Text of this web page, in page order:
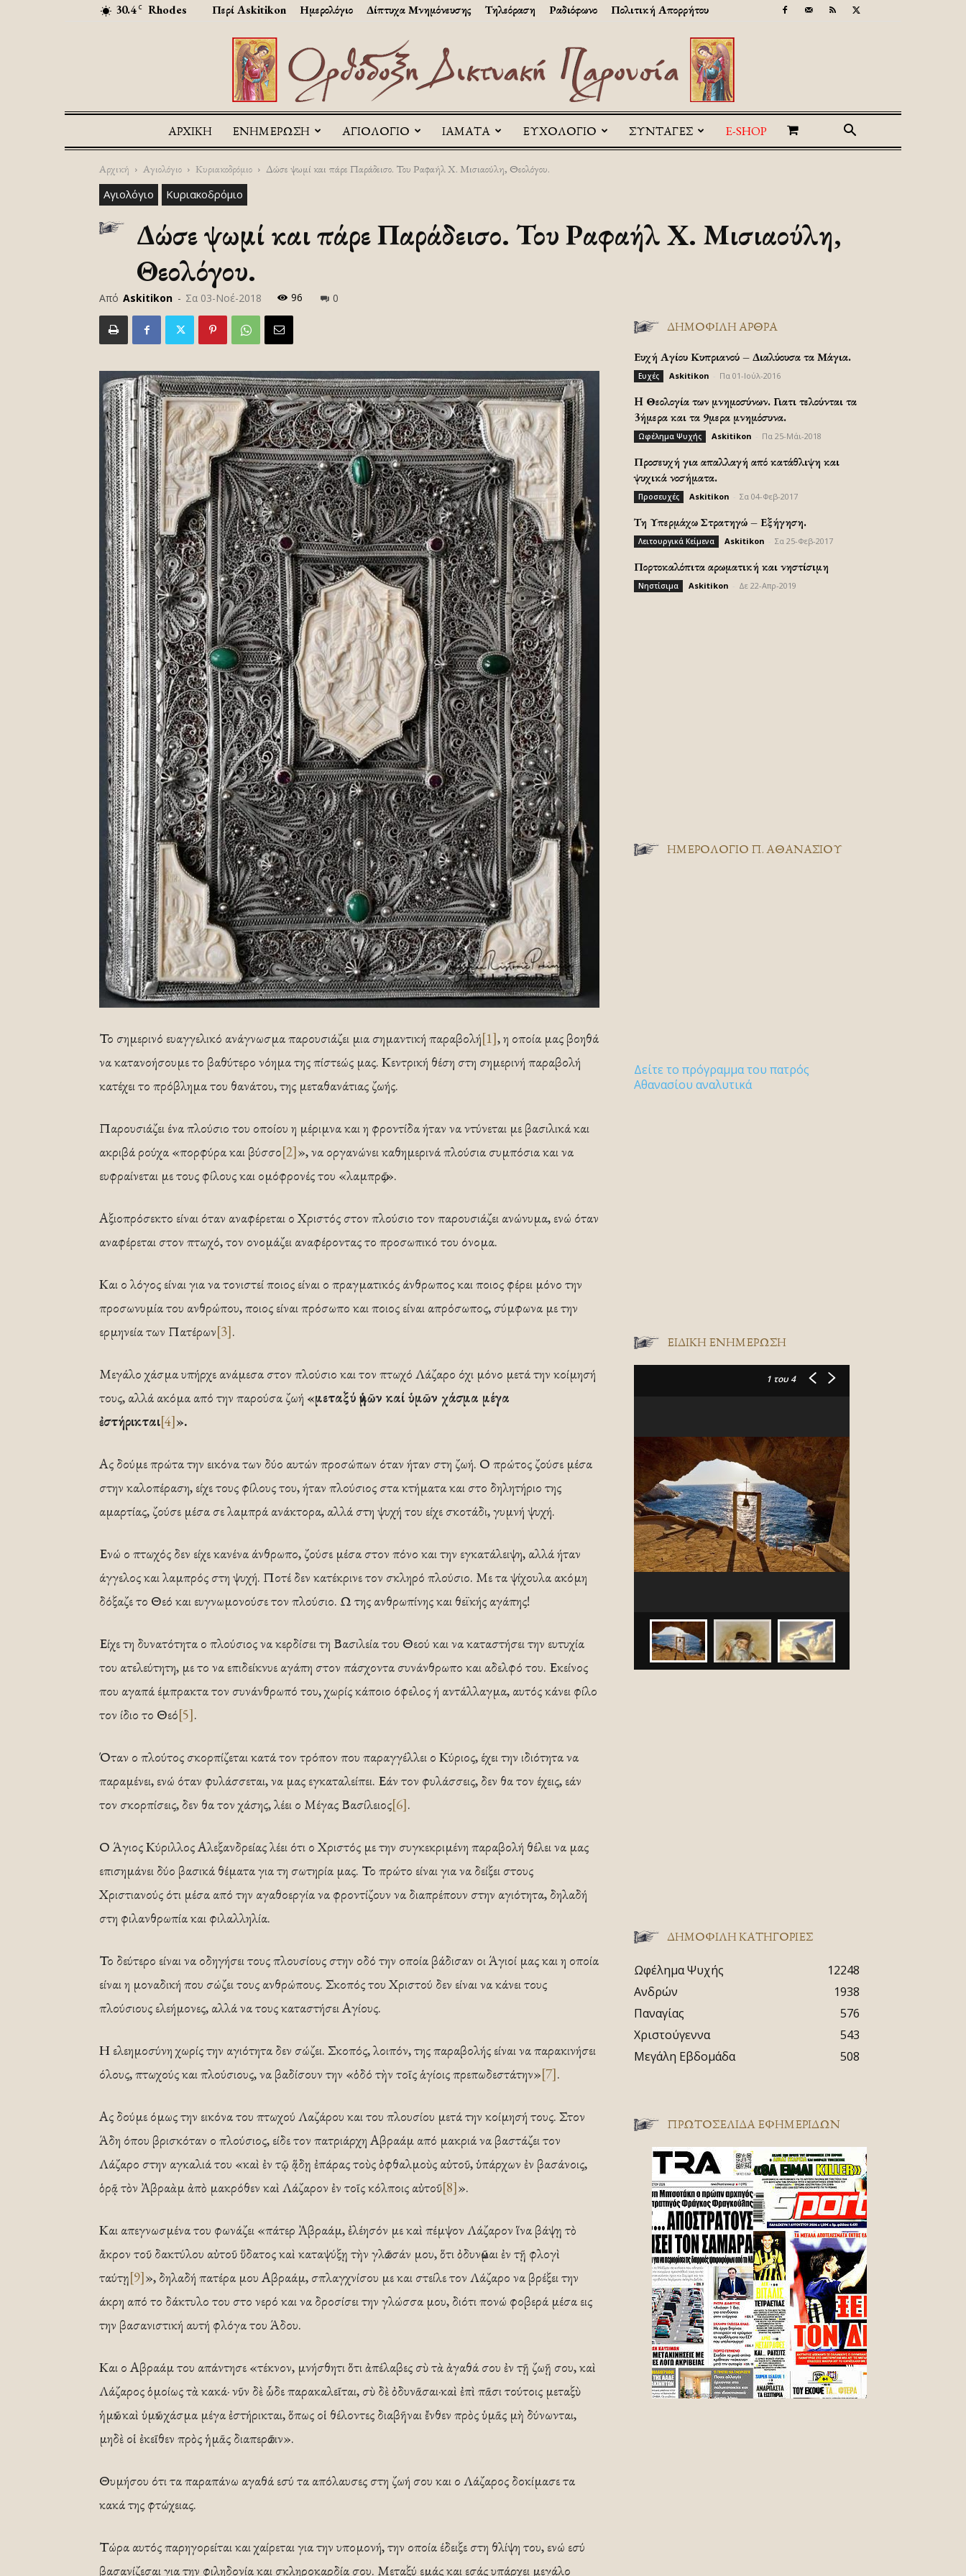
30.4 C Rhodes Περί Askitikon Ημερολόγιο Δίπτυχα Μνημόνευσης Τηλεόραση Ραδιόφωνο Πολιτική Απορρήτου
Askitikon
ΑΡΧΙΚΉ ΕΝΗΜΕΡΩΣΗ ΑΓΙΟΛΟΓΙΟ ΙΑΜΑΤΑ ΕΥΧΟΛΟΓΙΟ ΣΥΝΤΑΓΕΣ E-SHOP
Αρχική Αγιολόγιο Κυριακοδρόμιο Δώσε ψωμί και πάρε Παράδεισο. Του Ραφαήλ Χ. Μισιαούλη, Θεολόγου.
Αγιολόγιο Κυριακοδρόμιο
Δώσε ψωμί και πάρε Παράδεισο. Του Ραφαήλ Χ. Μισιαούλη,
Θεολόγου.
Από Askitikon - Σα 03-Νοέ-2018 96 0
Το σημερινό ευαγγελικό ανάγνωσμα παρουσιάζει μια σημαντική παραβολή[1], η οποία μας βοηθά
να κατανοήσουμε το βαθύτερο νόημα της πίστεώς μας. Κεντρική θέση στη σημερινή παραβολή
κατέχει το πρόβλημα του θανάτου, της μεταθανάτιας ζωής.
Παρουσιάζει ένα πλούσιο του οποίου η μέριμνα και η φροντίδα ήταν να ντύνεται με βασιλικά και
ακριβά ρούχα «πορφύρα και βύσσο[2]», να οργανώνει καθημερινά πλούσια συμπόσια και να
ευφραίνεται με τους φίλους και ομόφρονές του «λαμπρῶς».
Αξιοπρόσεκτο είναι όταν αναφέρεται ο Χριστός στον πλούσιο τον παρουσιάζει ανώνυμα, ενώ όταν
αναφέρεται στον πτωχό, τον ονομάζει αναφέροντας το προσωπικό του όνομα.
Και ο λόγος είναι για να τονιστεί ποιος είναι ο πραγματικός άνθρωπος και ποιος φέρει μόνο την
προσωνυμία του ανθρώπου, ποιος είναι πρόσωπο και ποιος είναι απρόσωπος, σύμφωνα με την
ερμηνεία των Πατέρων[3].
Μεγάλο χάσμα υπήρχε ανάμεσα στον πλούσιο και τον πτωχό Λάζαρο όχι μόνο μετά την κοίμησή
τους, αλλά ακόμα από την παρούσα ζωή «μεταξύ ἡμῶν καί ὑμῶν χάσμα μέγα
ἐστήρικται[4]».
Ας δούμε πρώτα την εικόνα των δύο αυτών προσώπων όταν ήταν στη ζωή. Ο πρώτος ζούσε μέσα
στην καλοπέραση, είχε τους φίλους του, ήταν πλούσιος στα κτήματα και στο δηλητήριο της
αμαρτίας, ζούσε μέσα σε λαμπρά ανάκτορα, αλλά στη ψυχή του είχε σκοτάδι, γυμνή ψυχή.
Ενώ ο πτωχός δεν είχε κανένα άνθρωπο, ζούσε μέσα στον πόνο και την εγκατάλειψη, αλλά ήταν
άγγελος και λαμπρός στη ψυχή. Ποτέ δεν κατέκρινε τον σκληρό πλούσιο. Με τα ψίχουλα ακόμη
δόξαζε το Θεό και ευγνωμονούσε τον πλούσιο. Ω της ανθρωπίνης και θεϊκής αγάπης!
Είχε τη δυνατότητα ο πλούσιος να κερδίσει τη Βασιλεία του Θεού και να καταστήσει την ευτυχία
του ατελεύτητη, με το να επιδείκνυε αγάπη στον πάσχοντα συνάνθρωπο και αδελφό του. Εκείνος
που αγαπά έμπρακτα τον συνάνθρωπό του, χωρίς κάποιο όφελος ή αντάλλαγμα, αυτός κάνει φίλο
τον ίδιο το Θεό[5].
Όταν ο πλούτος σκορπίζεται κατά τον τρόπον που παραγγέλλει ο Κύριος, έχει την ιδιότητα να
παραμένει, ενώ όταν φυλάσσεται, να μας εγκαταλείπει. Εάν τον φυλάσσεις, δεν θα τον έχεις, εάν
τον σκορπίσεις, δεν θα τον χάσης, λέει ο Μέγας Βασίλειος[6].
Ο Άγιος Κύριλλος Αλεξανδρείας λέει ότι ο Χριστός με την συγκεκριμένη παραβολή θέλει να μας
επισημάνει δύο βασικά θέματα για τη σωτηρία μας. Το πρώτο είναι για να δείξει στους
Χριστιανούς ότι μέσα από την αγαθοεργία να φροντίζουν να διαπρέπουν στην αγιότητα, δηλαδή
στη φιλανθρωπία και φιλαλληλία.
Το δεύτερο είναι να οδηγήσει τους πλουσίους στην οδό την οποία βάδισαν οι Άγιοί μας και η οποία
είναι η μοναδική που σώζει τους ανθρώπους. Σκοπός του Χριστού δεν είναι να κάνει τους
πλούσιους ελεήμονες, αλλά να τους καταστήσει Αγίους.
Η ελεημοσύνη χωρίς την αγιότητα δεν σώζει. Σκοπός, λοιπόν, της παραβολής είναι να παρακινήσει
όλους, πτωχούς και πλούσιους, να βαδίσουν την «ὁδό τὴν τοῖς ἁγίοις πρεπωδεστάτην»[7].
Ας δούμε όμως την εικόνα του πτωχού Λαζάρου και του πλουσίου μετά την κοίμησή τους. Στον
Άδη όπου βρισκόταν ο πλούσιος, είδε τον πατριάρχη Αβραάμ από μακριά να βαστάζει τον
Λάζαρο στην αγκαλιά του «καὶ ἐν τῷ ᾅδῃ ἐπάρας τοὺς ὀφθαλμοὺς αὐτοῦ, ὑπάρχων ἐν βασάνοις,
ὁρᾷ τὸν Ἀβραὰμ ἀπὸ μακρόθεν καὶ Λάζαρον ἐν τοῖς κόλποις αὐτοῦ[8]».
Και απεγνωσμένα του φωνάζει «πάτερ Ἀβραάμ, ἐλέησόν με καὶ πέμψον Λάζαρον ἵνα βάψῃ τὸ
ἄκρον τοῦ δακτύλου αὐτοῦ ὕδατος καὶ καταψύξῃ τὴν γλῶσσάν μου, ὅτι ὀδυνῶμαι ἐν τῇ φλογὶ
ταύτῃ[9]», δηλαδή πατέρα μου Αβραάμ, σπλαγχνίσου με και στείλε τον Λάζαρο να βρέξει την
άκρη από το δάκτυλο του στο νερό και να δροσίσει την γλώσσα μου, διότι πονώ φοβερά μέσα εις
την βασανιστική αυτή φλόγα του Άδου.
Και ο Αβραάμ του απάντησε «τέκνον, μνήσθητι ὅτι ἀπέλαβες σὺ τὰ ἀγαθά σου ἐν τῇ ζωῇ σου, καὶ
Λάζαρος ὁμοίως τὰ κακά· νῦν δὲ ὧδε παρακαλεῖται, σὺ δὲ ὀδυνᾶσαι·καὶ ἐπὶ πᾶσι τούτοις μεταξὺ
ἡμῶν καὶ ὑμῶν χάσμα μέγα ἐστήρικται, ὅπως οἱ θέλοντες διαβῆναι ἔνθεν πρὸς ὑμᾶς μὴ δύνωνται,
μηδὲ οἱ ἐκεῖθεν πρὸς ἡμᾶς διαπερῶσιν».
Θυμήσου ότι τα παραπάνω αγαθά εσύ τα απόλαυσες στη ζωή σου και ο Λάζαρος δοκίμασε τα
κακά της φτώχειας.
Τώρα αυτός παρηγορείται και χαίρεται για την υπομονή, την οποία έδειξε στη θλίψη του, ενώ εσύ
βασανίζεσαι για την φιληδονία και σκληροκαρδία σου. Μεταξύ εμάς και εσάς υπάρχει μεγάλο
ΔΗΜΟΦΙΛΗ ΑΡΘΡΑ
Ευχή Αγίου Κυπριανού – Διαλύουσα τα Μάγια.
Ευχές Askitikon Πα 01-Ιούλ-2016
H Θεολογία των μνημοσύνων. Γιατι τελούνται τα
3ήμερα και τα 9μερα μνημόσυνα.
Ωφέλημα Ψυχής Askitikon Πα 25-Μάι-2018
Προσευχή για απαλλαγή από κατάθλιψη και
ψυχικά νοσήματα.
Προσευχές Askitikon Σα 04-Φεβ-2017
Τη Υπερμάχω Στρατηγώ – Εξήγηση.
Λειτουργικά Κείμενα Askitikon Σα 25-Φεβ-2017
Πορτοκαλόπιτα αρωματική και νηστίσιμη
Νηστίσιμα Askitikon Δε 22-Απρ-2019
ΗΜΕΡΟΛΟΓΙΟ Π. ΑΘΑΝΑΣΙΟΥ
Δείτε το πρόγραμμα του πατρός
Αθανασίου αναλυτικά
ΕΙΔΙΚΉ ΕΝΗΜΈΡΩΣΗ
1 του 4
ΔΗΜΟΦΙΛΗ ΚΑΤΗΓΟΡΙΕΣ
Ωφέλημα Ψυχής
12248
Ανδρών
1938
Παναγίας
576
Χριστούγεννα
543
Μεγάλη Εβδομάδα
508
ΠΡΩΤΟΣΈΛΙΔΑ ΕΦΗΜΕΡΊΔΩΝ